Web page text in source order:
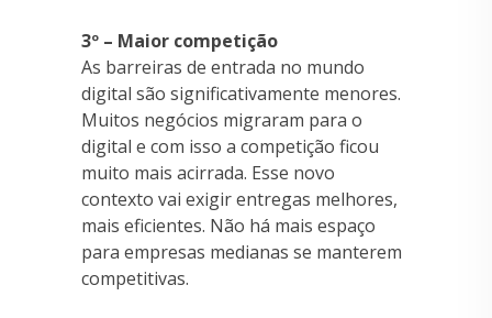
3º – Maior competição
As barreiras de entrada no mundo
digital são significativamente menores.
Muitos negócios migraram para o
digital e com isso a competição ficou
muito mais acirrada. Esse novo
contexto vai exigir entregas melhores,
mais eficientes. Não há mais espaço
para empresas medianas se manterem
competitivas.